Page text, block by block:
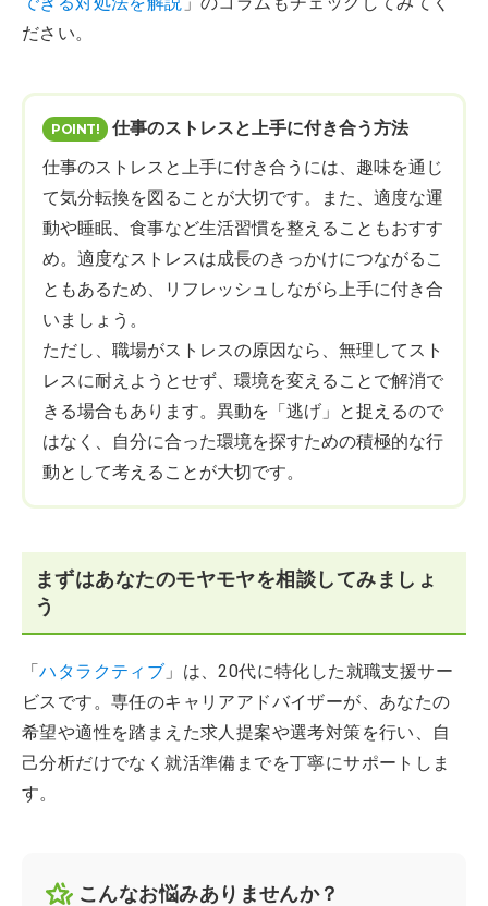
ださい。
仕事のストレスと上手に付き合う方法
仕事のストレスと上手に付き合うには、趣味を通じ
て気分転換を図ることが大切です。また、適度な運
動や睡眠、食事など生活習慣を整えることもおすす
め。適度なストレスは成長のきっかけにつながるこ
ともあるため、リフレッシュしながら上手に付き合
いましょう。
ただし、職場がストレスの原因なら、無理してスト
レスに耐えようとせず、環境を変えることで解消で
きる場合もあります。異動を「逃げ」と捉えるので
はなく、自分に合った環境を探すための積極的な行
動として考えることが大切です。
まずはあなたのモヤモヤを相談してみましょ
う
「ハタラクティブ 」は、20代に特化した就職支援サー
ビスです。専任のキャリアアドバイザーが、あなたの
希望や適性を踏まえた求人提案や選考対策を行い、自
己分析だけでなく就活準備までを丁寧にサポートしま
す。
こんなお悩みありませんか？